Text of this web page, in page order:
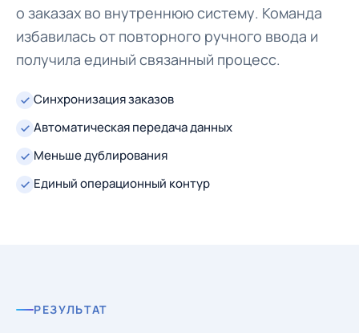
о заказах во внутреннюю систему. Команда
избавилась от повторного ручного ввода и
получила единый связанный процесс.
Синхронизация заказов
Автоматическая передача данных
Меньше дублирования
Единый операционный контур
РЕЗУЛЬТАТ